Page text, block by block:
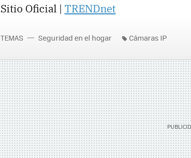
Sitio Oficial | TRENDnet
TEMAS Seguridad en el hogar Cámaras IP